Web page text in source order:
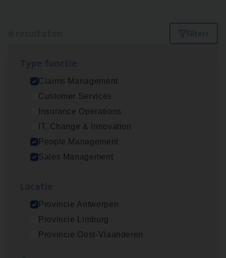
Filters
Claims Management
Customer Services
Insurance Operations
IT, Change & Innovation
People Management
Sales Management
Provincie Antwerpen
Provincie Limburg
Provincie Oost-Vlaanderen
Scha­de Expert Fleet
Claims Management
Antwerpen
Insu­ran­ce Bro­ker Trans­port
Insu­ran­ce Bro­kerKMO